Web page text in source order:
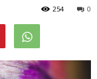
0
254